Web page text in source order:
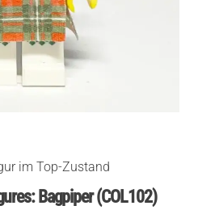
im Top-Zustand
Bagpiper (COL102)